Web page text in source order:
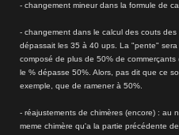
- changement mineur dans la formule de
- changement dans le calcul des couts
dépassait les 35 à 40 ups. La "pente"
composé de plus de 50% de
le % dépasse 50%. Alors, pas dit que ce
exemple, que de ramener à 50%.
- réajustements de chimères (encore) : au
meme chimère qu'a la partie précédente